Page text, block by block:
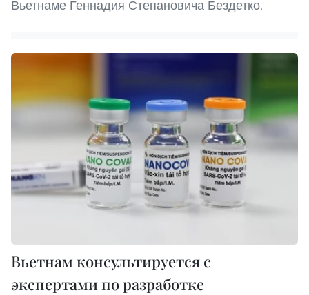
Вьетнаме Геннадия Степановича Бездетко.
Вьетнам консультируется с
экспертами по разработке